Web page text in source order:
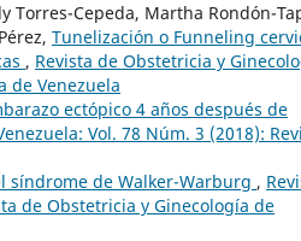
Torres-Cepeda, Martha Rondón-
Tunelización o Funneling
, Revista de Obstetricia y
de Venezuela
ectópico 4 años después de
Vol. 78 Núm. 3 (2018):
síndrome de Walker-Warburg ,
de Obstetricia y Ginecología de